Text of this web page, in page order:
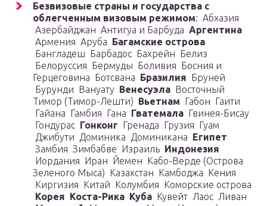
Безвизовые страны и государства с
облегченным визовым режимом: Абхазия
Азербайджан Антигуа и Барбуда Аргентина
Армения Аруба Багамские острова
Бангладеш Барбадос Бахрейн Белиз
Белоруссия Бермуды Боливия Босния и
Герцеговина Ботсвана Бразилия Бруней
Бурунди Вануату Венесуэла Восточный
Тимор (Тимор-Лешти) Вьетнам Габон Гаити
Гайана Гамбия Гана Гватемала Гвинея-Бисау
Гондурас Гонконг Гренада Грузия Гуам
Джибути Доминика Доминикана Египет
Замбия Зимбабве Израиль Индонезия
Иордания Иран Йемен Кабо-Верде (Острова
Зеленого Мыса) Казахстан Камбоджа Кения
Киргизия Китай Колумбия Коморские острова
Корея Коста-Рика Куба Кувейт Лаос Ливан